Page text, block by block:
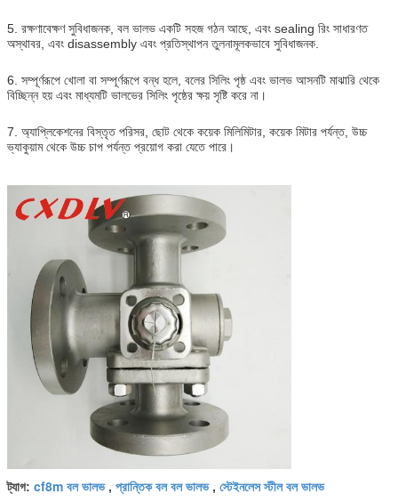
5. রক্ষণাবেক্ষণ সুবিধাজনক, বল ভালভ একটি সহজ গঠন আছে, এবং sealing রিং সাধারণত
অস্থাবর, এবং disassembly এবং প্রতিস্থাপন তুলনামূলকভাবে সুবিধাজনক.
6. সম্পূর্ণরূপে খোলা বা সম্পূর্ণরূপে বন্ধ হলে, বলের সিলিং পৃষ্ঠ এবং ভালভ আসনটি মাঝারি থেকে
বিচ্ছিন্ন হয় এবং মাধ্যমটি ভালভের সিলিং পৃষ্ঠের ক্ষয় সৃষ্টি করে না।
7. অ্যাপ্লিকেশনের বিস্তৃত পরিসর, ছোট থেকে কয়েক মিলিমিটার, কয়েক মিটার পর্যন্ত, উচ্চ
ভ্যাকুয়াম থেকে উচ্চ চাপ পর্যন্ত প্রয়োগ করা যেতে পারে।
ট্যাগ: cf8m বল ভালভ, প্রান্তিক বল বল ভালভ, স্টেইনলেস স্টীল বল ভালভ